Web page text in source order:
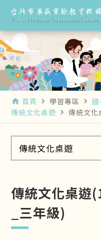
home 首頁 navigate_next 學習專區 navigate_next
傳統文化桌遊 navigate_next 傳統文
傳統文化桌遊
傳統文化桌遊
_三年級)